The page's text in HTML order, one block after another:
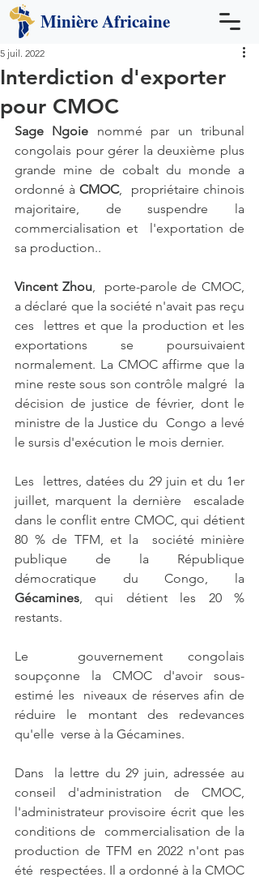
MinièreAfricaine
Interdiction d'exporter
pour CMOC
5 juil. 2022
Sage Ngoie nommé par un tribunal
congolais pour gérer la deuxième plus
grande mine de cobalt du monde a
ordonné à CMOC,  propriétaire chinois
majoritaire, de suspendre la
commercialisation et  l'exportation de
sa production..
Vincent Zhou,  porte-parole de CMOC,
a déclaré que la société n'avait pas reçu
ces  lettres et que la production et les
exportations se poursuivaient
normalement. La CMOC affirme que la
mine reste sous son contrôle malgré  la
décision de justice de février, dont le
ministre de la Justice du  Congo a levé
le sursis d'exécution le mois dernier.
Les  lettres, datées du 29 juin et du 1er
juillet, marquent la dernière  escalade
dans le conflit entre CMOC, qui détient
80 % de TFM, et la  société minière
publique de la République
Gécamines, qui détient les 20 %
restants.
Le  gouvernement congolais
soupçonne la CMOC d'avoir sous-
estimé les  niveaux de réserves afin de
réduire le montant des redevances
qu'elle  verse à la Gécamines.
Dans  la lettre du 29 juin, adressée au
conseil d'administration de CMOC,
l'administrateur provisoire écrit que les
conditions de  commercialisation de la
production de TFM en 2022 n'ont pas
été  respectées. Il a ordonné à la CMOC